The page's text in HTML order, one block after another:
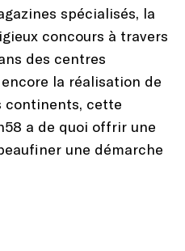
spécialisés, la
concours à travers
des centres
la réalisation de
continents, cette
a de quoi offrir une
une démarche